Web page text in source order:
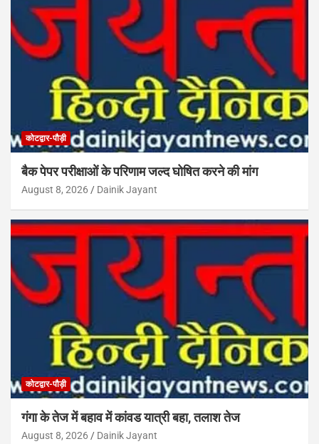
कोटद्वार-पौड़ी
बैक पेपर परीक्षाओं के परिणाम जल्द घोषित करने की मांग
August 8, 2026 Dainik Jayant
कोटद्वार-पौड़ी
गंगा के तेज में बहाव में कांवड यात्री बहा, तलाश तेज
August 8, 2026 Dainik Jayant